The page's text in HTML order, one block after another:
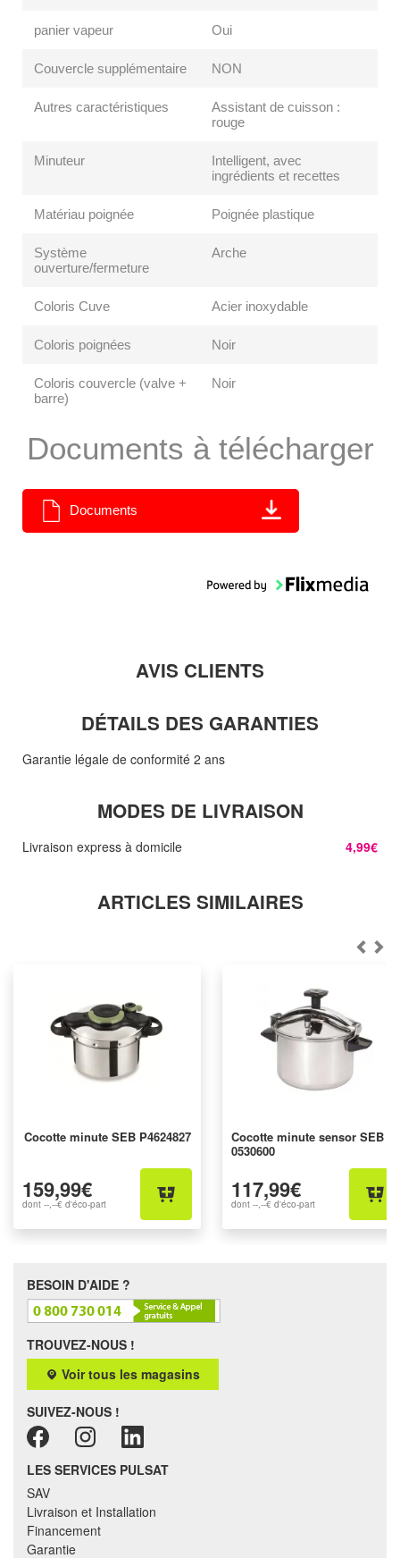
panier vapeur Oui
Couvercle supplémentaire NON
Autres caractéristiques
Assistant de cuisson :
rouge
Minuteur
Intelligent, avec
ingrédients et recettes
Matériau poignée Poignée plastique
Système
ouverture/fermeture
Arche
Coloris Cuve Acier inoxydable
Coloris poignées Noir
Coloris couvercle (valve +
barre)
Noir
Documents à télécharger
Documents
AVIS CLIENTS
DÉTAILS DES GARANTIES
Garantie légale de conformité 2 ans
MODES DE LIVRAISON
Livraison express à domicile 4,99€
ARTICLES SIMILAIRES
Cocotte minute SEB P4624827
159,99€
dont --,--€ d'éco-part
Cocotte minute sensor SEB P
0530600
117,99€
dont --,--€ d'éco-part
BESOIN D'AIDE ?
TROUVEZ-NOUS !
Voir tous les magasins
SUIVEZ-NOUS !
LES SERVICES PULSAT
SAV
Livraison et Installation
Financement
Garantie